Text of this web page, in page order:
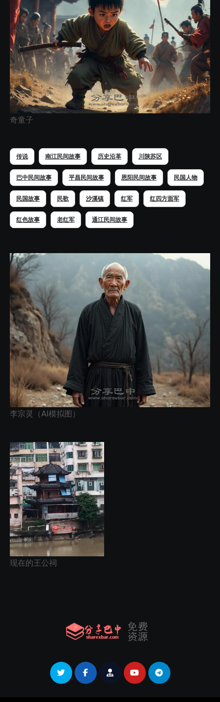
奇童子
传说 南江民间故事 历史沿革 川陕苏区
巴中民间故事 平昌民间故事 恩阳民间故事 民国人物
民国故事 民歌 沙溪镇 红军 红四方面军
红色故事 老红军 通江民间故事
李宗灵（AI模拟图）
现在的王公祠